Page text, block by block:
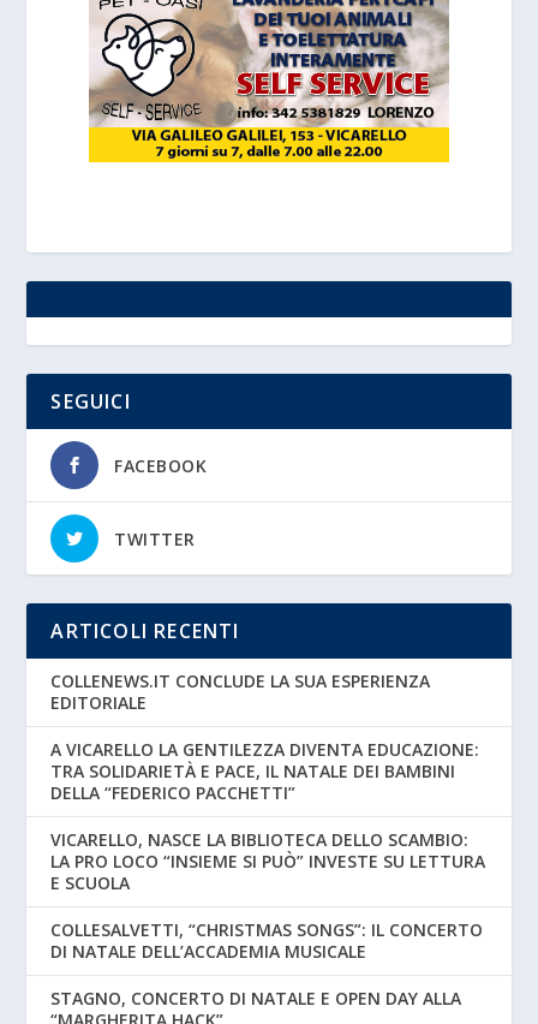
SEGUICI
FACEBOOK
TWITTER
ARTICOLI RECENTI
COLLENEWS.IT CONCLUDE LA SUA ESPERIENZA
EDITORIALE
A VICARELLO LA GENTILEZZA DIVENTA EDUCAZIONE:
TRA SOLIDARIETÀ E PACE, IL NATALE DEI BAMBINI
DELLA “FEDERICO PACCHETTI”
VICARELLO, NASCE LA BIBLIOTECA DELLO SCAMBIO:
LA PRO LOCO “INSIEME SI PUÒ” INVESTE SU LETTURA
E SCUOLA
COLLESALVETTI, “CHRISTMAS SONGS”: IL CONCERTO
DI NATALE DELL’ACCADEMIA MUSICALE
STAGNO, CONCERTO DI NATALE E OPEN DAY ALLA
“MARGHERITA HACK”